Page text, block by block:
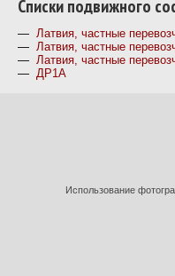
Cписки подвижного
— Латвия, частные
— Латвия, частные
— Латвия, частные
— ДР1А
Использование